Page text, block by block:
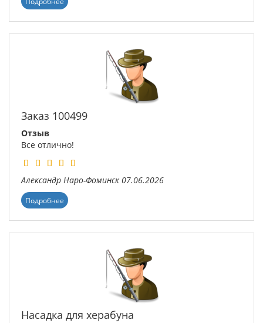
Заказ 100499
Отзыв
Все отлично!
Александр Наро-Фоминск 07.06.2026
Подробнее
Насадка для херабуна